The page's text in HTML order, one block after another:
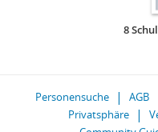
8
Personensuche AGB
Privatsphäre